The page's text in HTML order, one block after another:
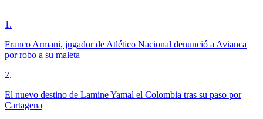
1 .
Franco Armani, jugador de Atlético Nacional denunció a Avianca
por robo a su maleta
2.
El nuevo destino de Lamine Yamal el Colombia tras su paso por
Cartagena